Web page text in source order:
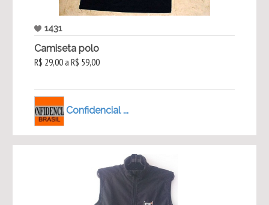
1431
Camiseta polo
R$ 29,00 a R$ 59,00
Confidencial ...